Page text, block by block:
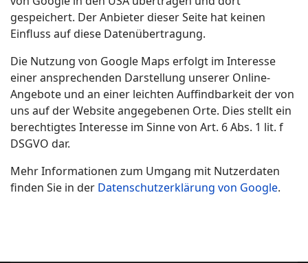
gespeichert. Der Anbieter dieser Seite hat keinen
Einfluss auf diese Datenübertragung.
Die Nutzung von Google Maps erfolgt im Interesse
einer ansprechenden Darstellung unserer Online-
Angebote und an einer leichten Auffindbarkeit der von
uns auf der Website angegebenen Orte. Dies stellt ein
berechtigtes Interesse im Sinne von Art. 6 Abs. 1 lit. f
DSGVO dar.
Mehr Informationen zum Umgang mit Nutzerdaten
finden Sie in der Datenschutzerklärung von Google.